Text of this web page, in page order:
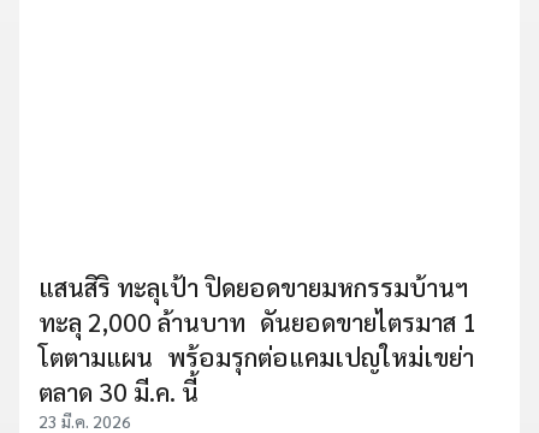
แสนสิริ ทะลุเป้า ปิดยอดขายมหกรรมบ้านฯ
ทะลุ 2,000 ล้านบาท ดันยอดขายไตรมาส 1
โตตามแผน พร้อมรุกต่อแคมเปญใหม่เขย่า
ตลาด 30 มี.ค. นี้
23 มี.ค. 2026